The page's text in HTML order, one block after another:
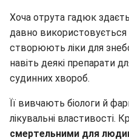
Хоча отрута гадюк
давно використовується
створюють ліки для
навіть деякі препарати
судинних хвороб.
Її вивчають біологи й
лікувальні властивості.
смертельними для